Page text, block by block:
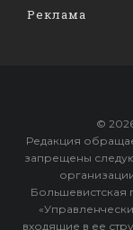
Реклама
©
Редакция
запрещены
Большевистская
входящие в ее